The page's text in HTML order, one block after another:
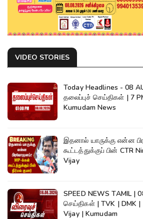
VIDEO STORIES
Today Headlines - 08
தலைப்புச் செய்திகள் | 7
Kumudam News
இதனால் யாருக்கு என்ன
கூட்டத்துக்குப் பின் CTR Nirmal
Vijay
SPEED NEWS TAMIL |
செய்திகள் | TVK | DMK |
Vijay | Kumudam